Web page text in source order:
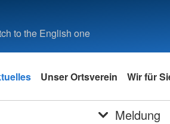
to the English one
Unser Ortsverein Wir für
Meldung